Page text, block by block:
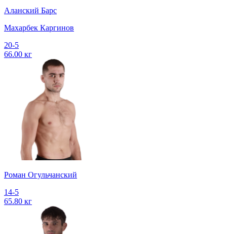
Аланский Барс
Махарбек Каргинов
20-5
66.00 кг
Роман Огульчанский
14-5
65.80 кг